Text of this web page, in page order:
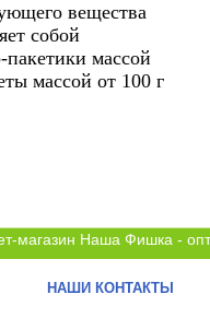
вещества
собой
массой
массой от 100 г
магазин Наша Фишка -
НАШИ КОНТАКТЫ